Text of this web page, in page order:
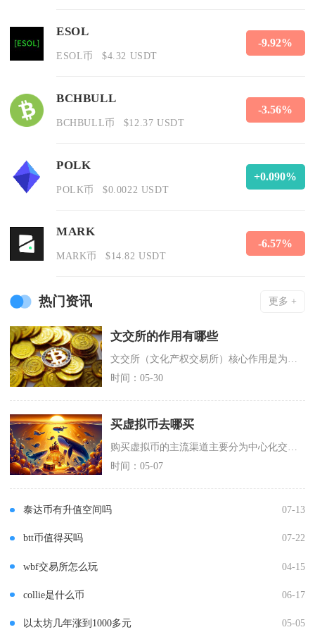
ESOL
ESOL币 $4.32 USDT
-9.92%
BCHBULL
BCHBULL币 $12.37 USDT
-3.56%
POLK
POLK币 $0.0022 USDT
+0.090%
MARK
MARK币 $14.82 USDT
-6.57%
热门资讯 更多 +
文交所的作用有哪些
时间：05-30
买虚拟币去哪买
时间：05-07
泰达币有升值空间吗 07-13
btt币值得买吗 07-22
wbf交易所怎么玩 04-15
collie是什么币 06-17
以太坊几年涨到1000多元 05-05